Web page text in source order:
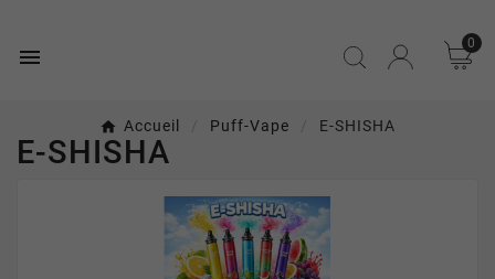

0
Accueil Puff-Vape E-SHISHA
E-SHISHA